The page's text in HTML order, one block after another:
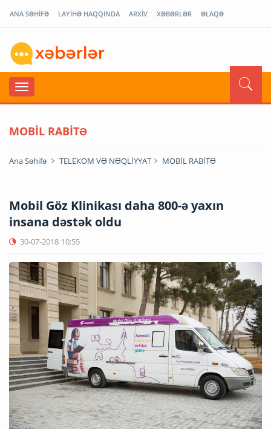
ANA SƏHİFƏ LAYİHƏ HAQQINDA ARXİV XƏBƏRLƏR ƏLAQƏ
MOBİL RABİTƏ
Ana Səhifə TELEKOM VƏ NƏQLİYYAT MOBİL RABİTƏ
Mobil Göz Klinikası daha 800-ə yaxın
insana dəstək oldu
30-07-2018 10:55